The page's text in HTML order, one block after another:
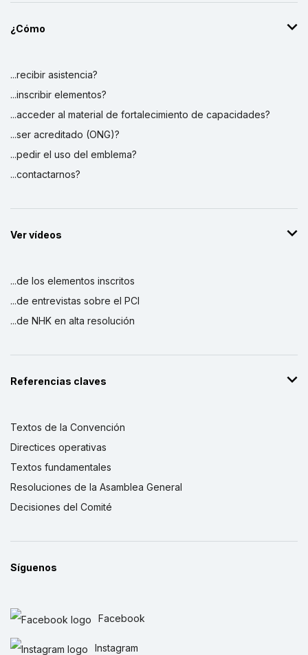
¿Cómo
...recibir asistencia?
...inscribir elementos?
...acceder al material de fortalecimiento de capacidades?
...ser acreditado (ONG)?
...pedir el uso del emblema?
...contactarnos?
Ver vídeos
...de los elementos inscritos
...de entrevistas sobre el PCI
...de NHK en alta resolución
Referencias claves
Textos de la Convención
Directices operativas
Textos fundamentales
Resoluciones de la Asamblea General
Decisiones del Comité
Síguenos
Facebook
Instagram